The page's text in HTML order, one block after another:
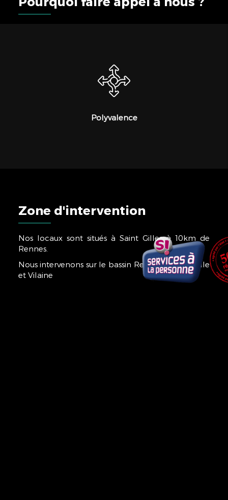
Polyvalence
Zone d'intervention
Nos locaux sont situés à Saint Gilles à 10km de
Rennes.
Nous intervenons sur le bassin Rennais et tout l'Ille
et Vilaine